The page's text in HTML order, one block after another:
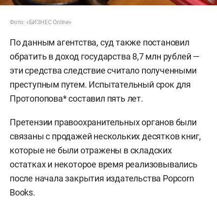
Фото: «БИЗНЕС Online»
По данным агентства, суд также постановил
обратить в доход государства 8,7 млн рублей —
эти средства следствие считало полученными
преступным путем. Испытательный срок для
Протопопова* составил пять лет.
Претензии правоохранительных органов были
связаны с продажей нескольких десятков книг,
которые не были отражены в складских
остатках и некоторое время реализовывались
после начала закрытия издательства Popcorn
Books.